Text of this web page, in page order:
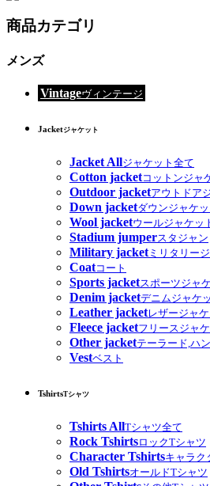
商品カテゴリ
メンズ
Vintageヴィンテージ
Jacketジャケット
Jacket Allジャケット全て
Cotton jacketコットンジャ
Outdoor jacketアウトドア
Down jacketダウンジャケッ
Wool jacketウールジャケッ
Stadium jumperスタジャン
Military jacketミリタリー
Coatコート
Sports jacketスポーツジャ
Denim jacketデニムジャケ
Leather jacketレザージャケ
Fleece jacketフリースジャ
Other jacketテーラード,ハ
Vestベスト
TshirtsTシャツ
Tshirts AllTシャツ全て
Rock TshirtsロックTシャツ
Character Tshirtsキャラク
Old TshirtsオールドTシャツ